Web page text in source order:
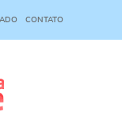
CONTATO